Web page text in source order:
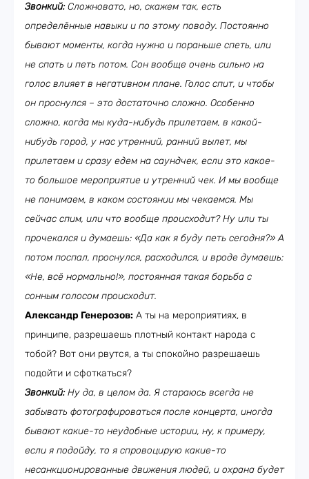
Звонкий:Сложновато, но, скажем так, есть
определённые навыки и по этому поводу. Постоянно
бывают моменты, когда нужно и пораньше спеть, или
не спать и петь потом. Сон вообще очень сильно на
голос влияет в негативном плане. Голос спит, и чтобы
он проснулся – это достаточно сложно. Особенно
сложно, когда мы куда-нибудь прилетаем, в какой-
нибудь город, у нас утренний, ранний вылет, мы
прилетаем и сразу едем на саундчек, если это какое-
то большое мероприятие и утренний чек. И мы вообще
не понимаем, в каком состоянии мы чекаемся. Мы
сейчас спим, или что вообще происходит? Ну или ты
прочекался и думаешь: «Да как я буду петь сегодня?» А
потом поспал, проснулся, расходился, и вроде думаешь:
«Не, всё нормально!», постоянная такая борьба с
сонным голосом происходит.
Александр Генерозов: А ты на мероприятиях, в
принципе, разрешаешь плотный контакт народа с
тобой? Вот они рвутся, а ты спокойно разрешаешь
подойти и сфоткаться?
Звонкий:Ну да, в целом да. Я стараюсь всегда не
забывать фотографироваться после концерта, иногда
бывают какие-то неудобные истории, ну, к примеру,
если я подойду, то я спровоцирую какие-то
несанкционированные движения людей, и охрана будет